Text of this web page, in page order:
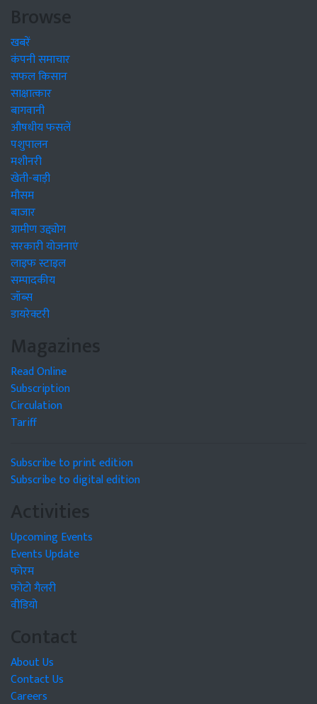
Browse
खबरें
कंपनी समाचार
सफल किसान
साक्षात्कार
बागवानी
औषधीय फसलें
पशुपालन
मशीनरी
खेती-बाड़ी
मौसम
बाजार
ग्रामीण उद्द्योग
सरकारी योजनाएं
लाइफ स्टाइल
सम्पादकीय
जॉब्स
डायरेक्टरी
Magazines
Read Online
Subscription
Circulation
Tariff
Subscribe to print edition
Subscribe to digital edition
Activities
Upcoming Events
Events Update
फोरम
फोटो गैलरी
वीडियो
Contact
About Us
Contact Us
Careers